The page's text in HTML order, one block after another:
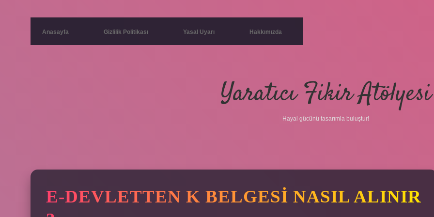
Anasayfa Gizlilik Politikası Yasal Uyarı Hakkımızda
Yaratıcı Fikir Atölyesi
Hayal gücünü tasarımla buluştur!
E-DEVLETTEN K BELGESI NASIL ALINIR